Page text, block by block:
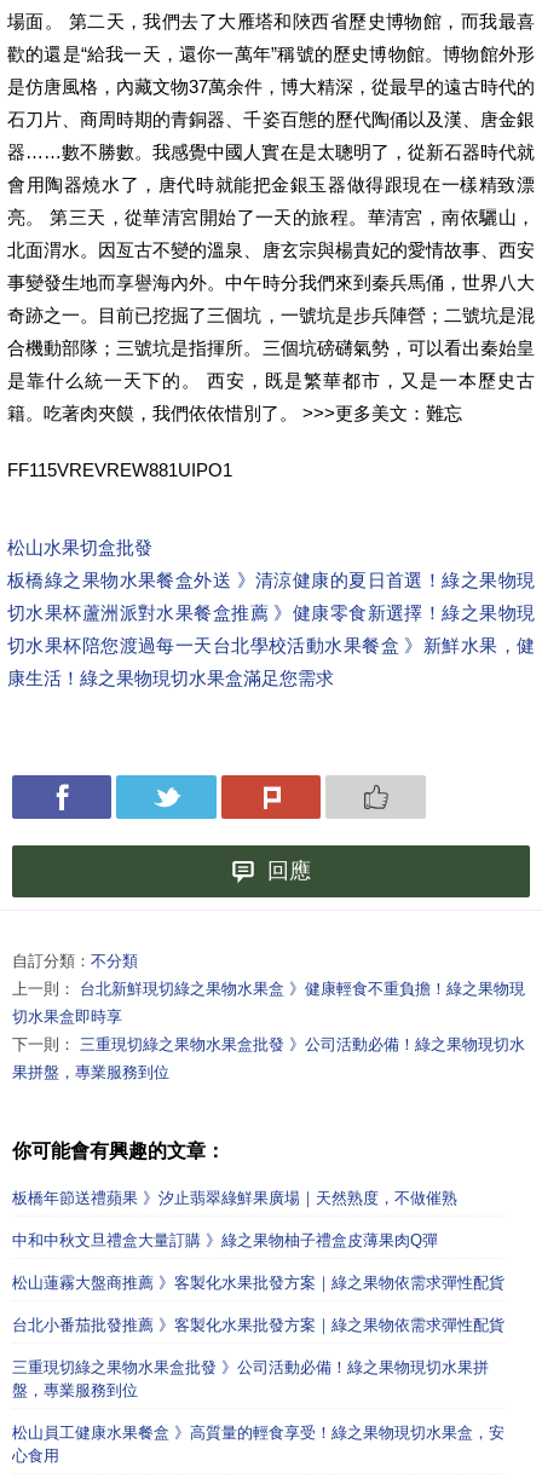
場面。 第二天，我們去了大雁塔和陜西省歷史博物館，而我最喜
歡的還是“給我一天，還你一萬年”稱號的歷史博物館。博物館外形
是仿唐風格，內藏文物37萬余件，博大精深，從最早的遠古時代的
石刀片、商周時期的青銅器、千姿百態的歷代陶俑以及漢、唐金銀
器……數不勝數。我感覺中國人實在是太聰明了，從新石器時代就
會用陶器燒水了，唐代時就能把金銀玉器做得跟現在一樣精致漂
亮。 第三天，從華清宮開始了一天的旅程。華清宮，南依驪山，
北面渭水。因亙古不變的溫泉、唐玄宗與楊貴妃的愛情故事、西安
事變發生地而享譽海內外。中午時分我們來到秦兵馬俑，世界八大
奇跡之一。目前已挖掘了三個坑，一號坑是步兵陣營；二號坑是混
合機動部隊；三號坑是指揮所。三個坑磅礴氣勢，可以看出秦始皇
是靠什么統一天下的。 西安，既是繁華都市，又是一本歷史古
籍。吃著肉夾饃，我們依依惜別了。 >>>更多美文：難忘
FF115VREVREW881UIPO1
松山水果切盒批發
板橋綠之果物水果餐盒外送 》清涼健康的夏日首選！綠之果物現
切水果杯蘆洲派對水果餐盒推薦 》健康零食新選擇！綠之果物現
切水果杯陪您渡過每一天台北學校活動水果餐盒 》新鮮水果，健
康生活！綠之果物現切水果盒滿足您需求
回應
自訂分類： 不分類
上一則： 台北新鮮現切綠之果物水果盒 》健康輕食不重負擔！綠之果物現
切水果盒即時享
下一則： 三重現切綠之果物水果盒批發 》公司活動必備！綠之果物現切水
果拼盤，專業服務到位
你可能會有興趣的文章：
板橋年節送禮蘋果 》汐止翡翠綠鮮果廣場｜天然熟度，不做催熟
中和中秋文旦禮盒大量訂購 》綠之果物柚子禮盒皮薄果肉Q彈
松山蓮霧大盤商推薦 》客製化水果批發方案｜綠之果物依需求彈性配貨
台北小番茄批發推薦 》客製化水果批發方案｜綠之果物依需求彈性配貨
三重現切綠之果物水果盒批發 》公司活動必備！綠之果物現切水果拼
盤，專業服務到位
松山員工健康水果餐盒 》高質量的輕食享受！綠之果物現切水果盒，安
心食用